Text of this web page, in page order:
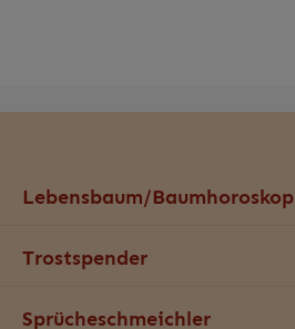
Lebensbaum/Baumhoroskop
Trostspender
Sprücheschmeichler